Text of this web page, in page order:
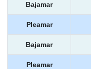
Bajamar
Pleamar
Bajamar
Pleamar